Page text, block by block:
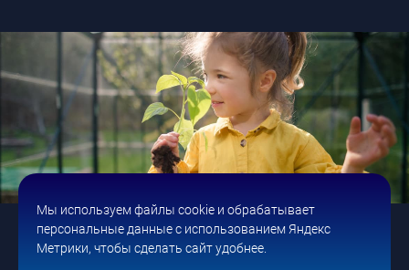
ТОП-10 по 350 запросам для сайта по продаже
теплиц
Мы используем файлы cookie и обрабатывает
персональные данные с использованием Яндекс
Метрики, чтобы сделать сайт удобнее.